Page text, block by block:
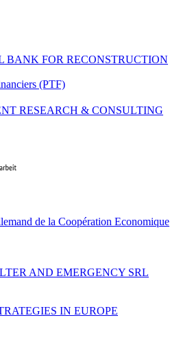
BANK FOR RECONSTRUCTION
(PTF)
RESEARCH & CONSULTING
de la Coopération Economique
AND EMERGENCY SRL
IN EUROPE